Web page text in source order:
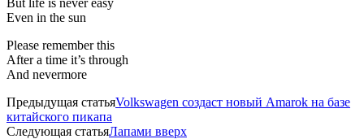
Even in the sun
Please remember this
After a time it’s through
And nevermore
Предыдущая статьяVolkswagen создаст новый Amarok на базе
китайского пикапа
Следующая статьяЛапами вверх